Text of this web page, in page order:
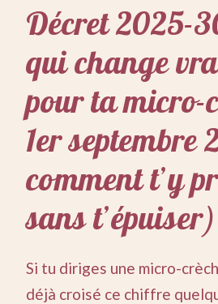
Décret 2025-
qui change
pour ta micro-
1er
comment t’y
sans t’épuiser)
Si tu diriges une micro-
déjà croisé ce chiffre